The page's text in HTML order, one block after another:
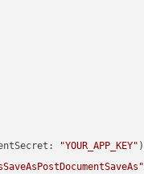
"YOUR_APP_KEY"